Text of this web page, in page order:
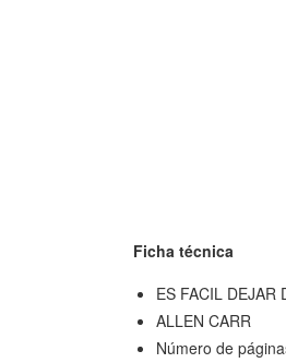
Ficha técnica
ES FACIL DEJAR
ALLEN CARR
Número de